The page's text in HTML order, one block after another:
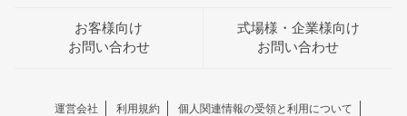
お客様向け
お問い合わせ
式場様・企業様向け
お問い合わせ
運営会社 利用規約
個人関連情報の受領と利用について